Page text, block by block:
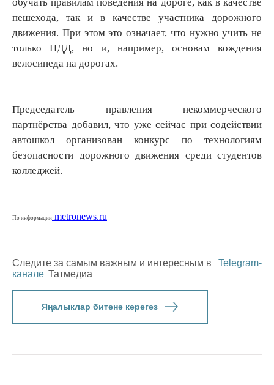
пешехода, так и в качестве участника дорожного
движения. При этом это означает, что нужно учить не
только ПДД, но и, например, основам вождения
велосипеда на дорогах.
Председатель правления некоммерческого
партнёрства добавил, что уже сейчас при содействии
автошкол организован конкурс по технологиям
безопасности дорожного движения среди студентов
колледжей.
По информации metronews.ru
Следите за самым важным и интересным в
Telegram-
канале Татмедиа
Яңалыклар битенә керегез